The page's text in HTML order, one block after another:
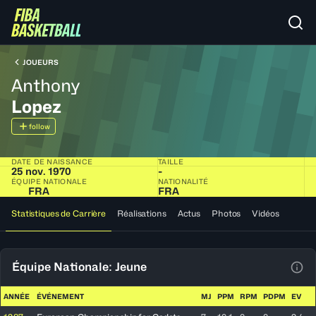
JOUEURS
Anthony
Lopez
follow
DATE DE NAISSANCE
25 nov. 1970
TAILLE
-
ÉQUIPE NATIONALE
FRA
NATIONALITÉ
FRA
Statistiques de Carrière Réalisations Actus Photos Vidéos
Équipe Nationale: Jeune
ANNÉE ÉVÉNEMENT MJ PPM RPM PDPM EV